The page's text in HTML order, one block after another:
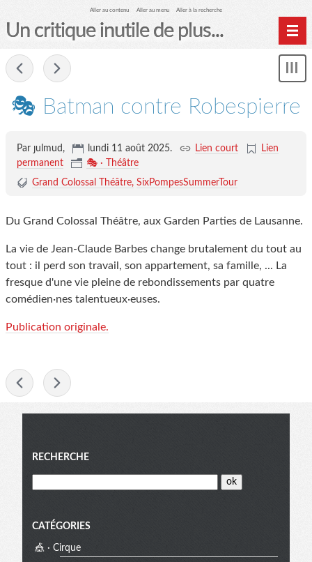
Aller au contenu Aller au menu Aller à la recherche
Un critique inutile de plus...
🎭 Batman contre Robespierre
Par ȷulmud, lundi 11 août 2025. Lien court
Lien
permanent
🎭 · Théâtre
Grand Colossal Théâtre SixPompesSummerTour
Du Grand Colossal Théâtre, aux Garden Parties de Lausanne.
La vie de Jean-Claude Barbes change brutalement du tout au
tout : il perd son travail, son appartement, sa famille, ... La
fresque d'une vie pleine de rebondissements par quatre
comédien·nes talentueux·euses.
Publication originale.
Menu
RECHERCHE
CATÉGORIES
🎪 · Cirque